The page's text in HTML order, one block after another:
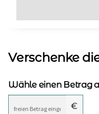
kontakt
Verschenke
Wähle einen Betrag
€